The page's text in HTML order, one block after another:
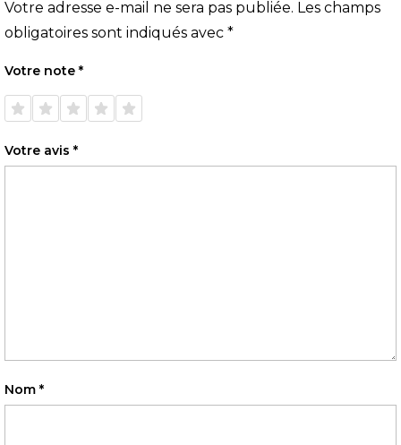
Votre adresse e-mail ne sera pas publiée. Les champs
obligatoires sont indiqués avec *
Votre note *
1 étoile
sur 5
2 étoiles
sur 5
3 étoiles
sur 5
4 étoiles
sur 5
5 étoiles
sur 5
Votre avis *
Nom *